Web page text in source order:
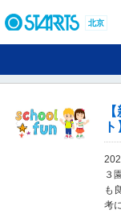
ー
移
北京
ト
３
も
考